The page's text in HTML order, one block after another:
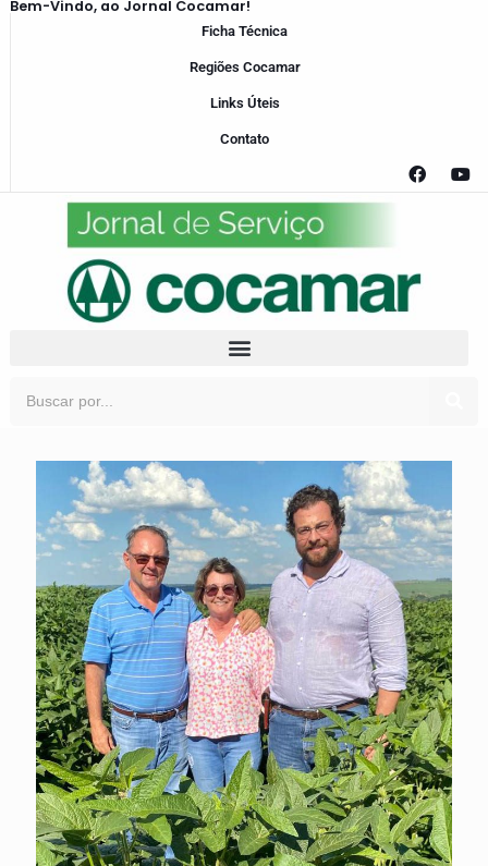
Bem-Vindo, ao Jornal Cocamar!
Ficha Técnica
Regiões Cocamar
Links Úteis
Contato